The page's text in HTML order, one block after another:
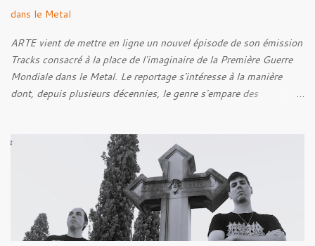
dans le Metal
ARTE vient de mettre en ligne un nouvel épisode de son émission
Tracks consacré à la place de l'imaginaire de la Première Guerre
Mondiale dans le Metal. Le reportage s'intéresse à la manière
dont, depuis plusieurs décennies, le genre s'empare des
cette réflexion, Tracks est allé à la rencontre de Noise (
Kanonenfieber ) et de Dmytro Kumar ( 1914 ), qui reviennent sur
leur intérêt pour la Première Guerre mondiale. Le documentaire
donne également la parole au producteur Kristian "Kohle"
Kohlmannslehner, collaborateur de 1914 , ainsi qu'à l'historien
Ralf Raths, directeur du Musée allemand des blindés de Munster,